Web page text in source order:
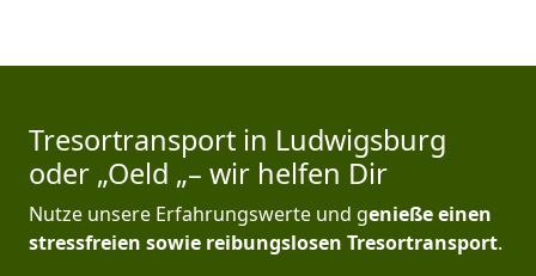
Tresortransport in Ludwigsburg
oder „Oeld „– wir helfen Dir
Nutze unsere Erfahrungswerte und genieße einen
stressfreien sowie reibungslosen Tresortransport.